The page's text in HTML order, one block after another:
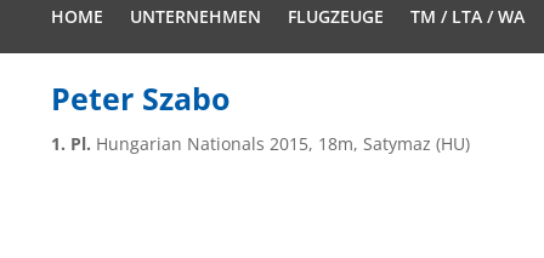
HOME UNTERNEHMEN FLUGZEUGE TM / LTA / WA
Peter Szabo
1. Pl. Hungarian Nationals 2015, 18m, Satymaz (HU)